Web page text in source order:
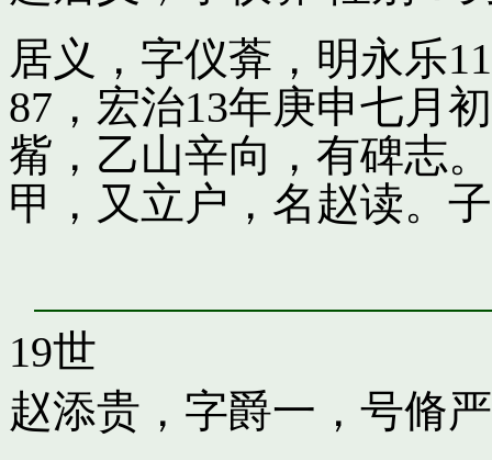
居义，字仪葊，明永乐
87，宏治13年庚申七月
觜，乙山辛向，有碑志
甲，又立户，名赵读。
19世
赵添贵，字爵一，号脩严